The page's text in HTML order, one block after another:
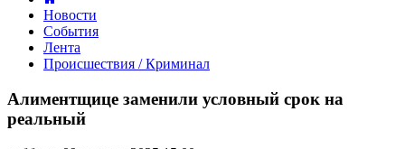
Новости
События
Лента
Происшествия / Криминал
заменили
условный
срок
Алиментщице заменили условный срок на
реальный